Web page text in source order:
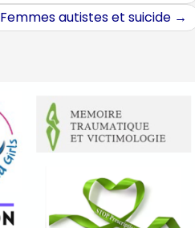
Femmes autistes et suicide →